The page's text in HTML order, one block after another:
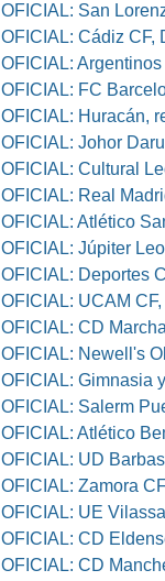
OFICIAL: San
OFICIAL: Cádiz CF,
OFICIAL:
OFICIAL: FC
OFICIAL: Huracán,
OFICIAL: Johor
OFICIAL: Cultural
OFICIAL: Real Madrid,
OFICIAL: Atlético
OFICIAL: Júpiter
OFICIAL: Deportes
OFICIAL: UCAM
OFICIAL: CD
OFICIAL: Newell's Old
OFICIAL: Gimnasia
OFICIAL: Salerm
OFICIAL: Atlético
OFICIAL: UD
OFICIAL: Zamora
OFICIAL: UE
OFICIAL: CD
OFICIAL: CD